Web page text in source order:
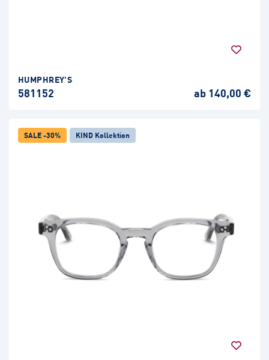
HUMPHREY'S
581152 ab 140,00 €
SALE -30% KIND Kollektion